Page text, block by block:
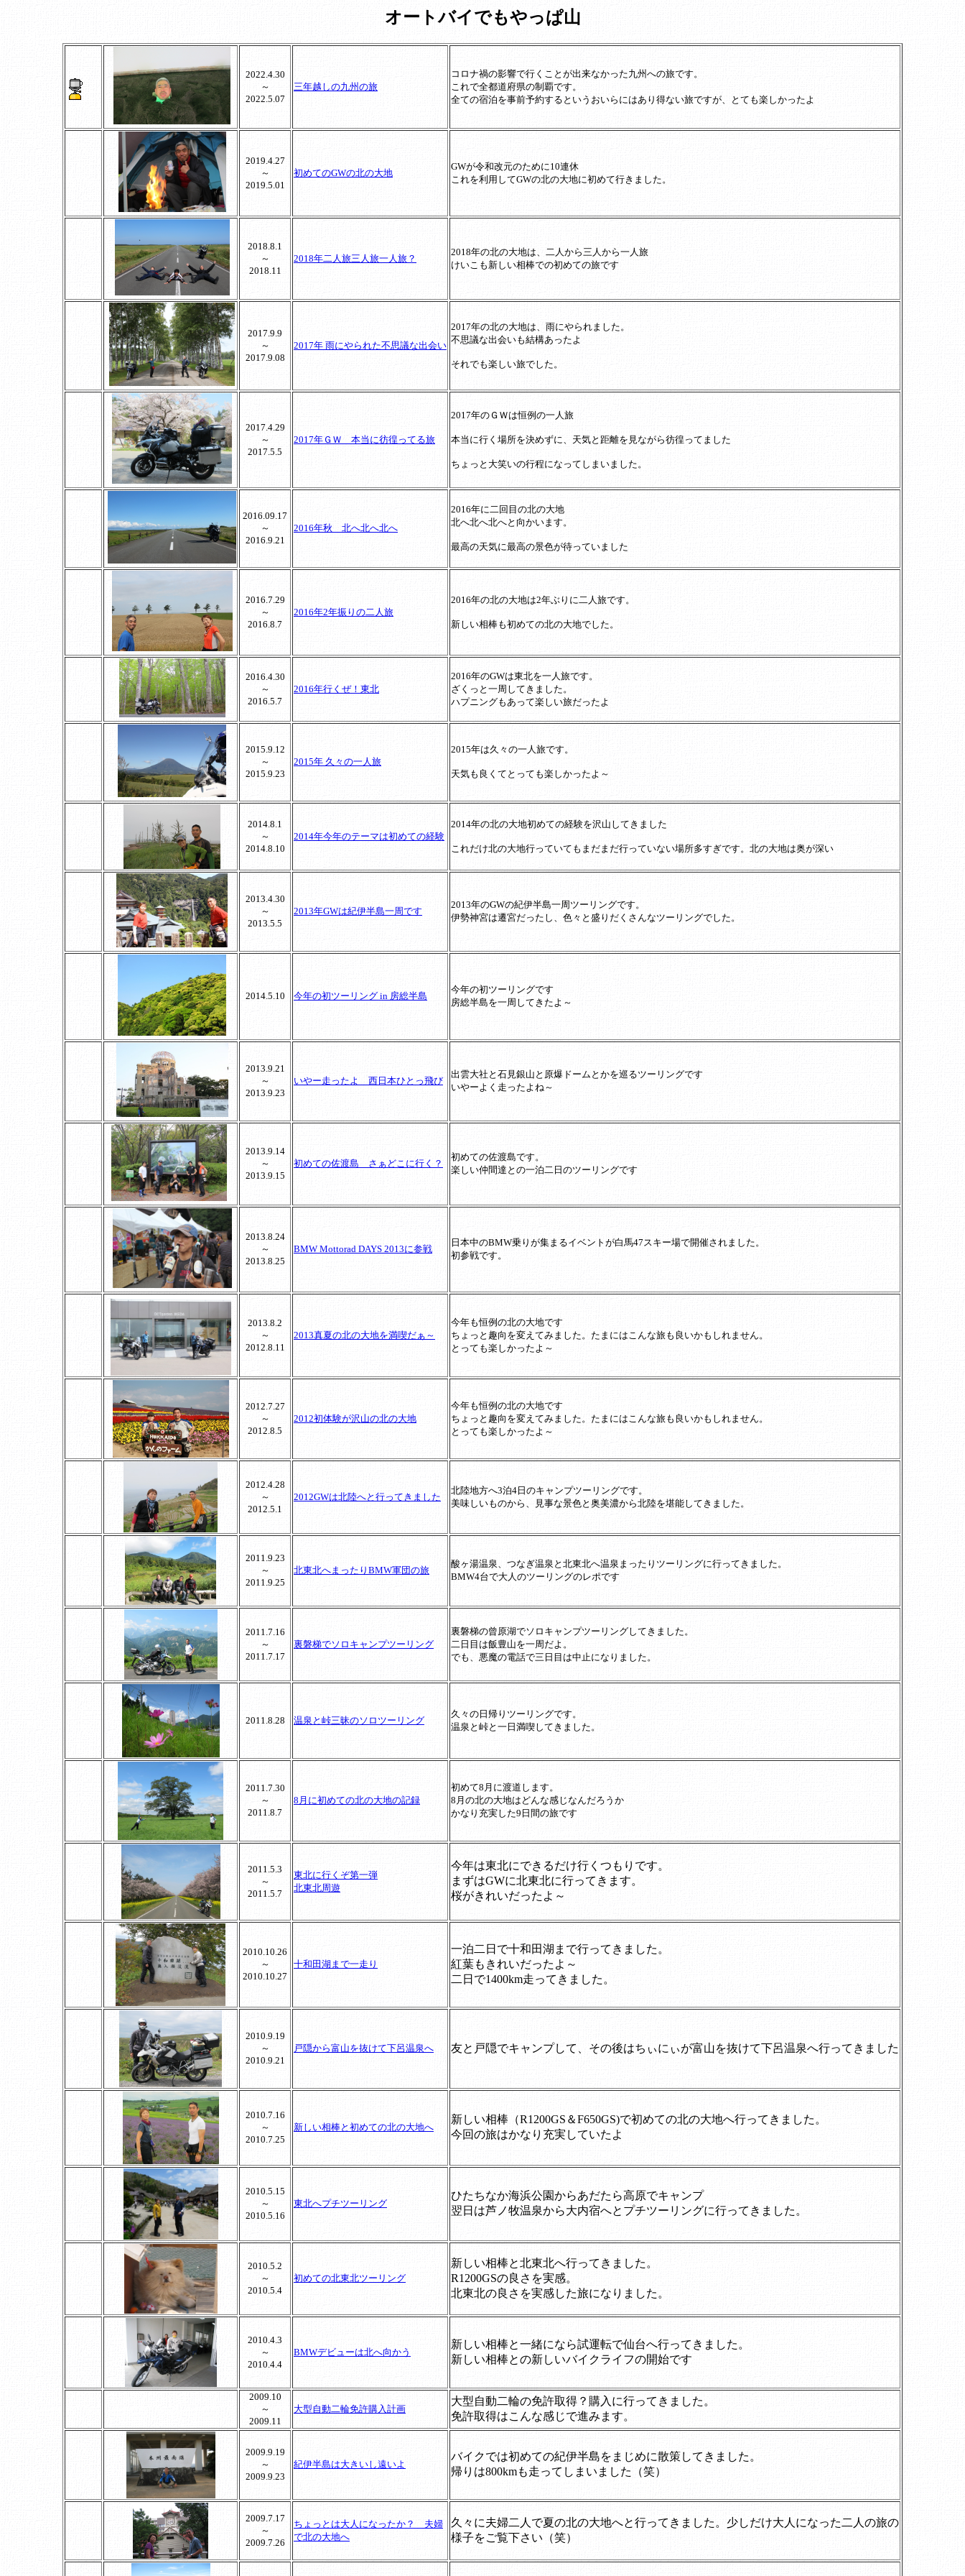
オートバイでもやっぱ山
2022.4.30
～
2022.5.07
三年越しの九州の旅
コロナ禍の影響で行くことが出来なかった九州への旅です。
これで全都道府県の制覇です。
全ての宿泊を事前予約するというおいらにはあり得ない旅ですが、とても楽しかったよ
2019.4.27
～
2019.5.01
初めてのGWの北の大地
GWが令和改元のために10連休
これを利用してGWの北の大地に初めて行きました。
2018.8.1
～
2018.11
2018年二人旅三人旅一人旅？
2018年の北の大地は、二人から三人から一人旅
けいこも新しい相棒での初めての旅です
2017.9.9
～
2017.9.08
2017年 雨にやられた不思議な出会い
2017年の北の大地は、雨にやられました。
不思議な出会いも結構あったよ
それでも楽しい旅でした。
2017.4.29
～
2017.5.5
2017年ＧＷ 本当に彷徨ってる旅
2017年のＧＷは恒例の一人旅
本当に行く場所を決めずに、天気と距離を見ながら彷徨ってました
ちょっと大笑いの行程になってしまいました。
2016.09.17
～
2016.9.21
2016年秋 北へ北へ北へ
2016年に二回目の北の大地
北へ北へ北へと向かいます。
最高の天気に最高の景色が待っていました
2016.7.29
～
2016.8.7
2016年2年振りの二人旅
2016年の北の大地は2年ぶりに二人旅です。
新しい相棒も初めての北の大地でした。
2016.4.30
～
2016.5.7
2016年行くぜ！東北
2016年のGWは東北を一人旅です。
ざくっと一周してきました。
ハプニングもあって楽しい旅だったよ
2015.9.12
～
2015.9.23
2015年 久々の一人旅
2015年は久々の一人旅です。
天気も良くてとっても楽しかったよ～
2014.8.1
～
2014.8.10
2014年今年のテーマは初めての経験
2014年の北の大地初めての経験を沢山してきました
これだけ北の大地行っていてもまだまだ行っていない場所多すぎです。北の大地は奥が深い
2013.4.30
～
2013.5.5
2013年GWは紀伊半島一周です
2013年のGWの紀伊半島一周ツーリングです。
伊勢神宮は遷宮だったし、色々と盛りだくさんなツーリングでした。
2014.5.10 今年の初ツーリング in 房総半島
今年の初ツーリングです
房総半島を一周してきたよ～
2013.9.21
～
2013.9.23
いやー走ったよ 西日本ひとっ飛び
出雲大社と石見銀山と原爆ドームとかを巡るツーリングです
いやーよく走ったよね～
2013.9.14
～
2013.9.15
初めての佐渡島 さぁどこに行く？
初めての佐渡島です。
楽しい仲間達との一泊二日のツーリングです
2013.8.24
～
2013.8.25
BMW Mottorad DAYS 2013に参戦
日本中のBMW乗りが集まるイベントが白馬47スキー場で開催されました。
初参戦です。
2013.8.2
～
2012.8.11
2013真夏の北の大地を満喫だぁ～
今年も恒例の北の大地です
ちょっと趣向を変えてみました。たまにはこんな旅も良いかもしれません。
とっても楽しかったよ～
2012.7.27
～
2012.8.5
2012初体験が沢山の北の大地
今年も恒例の北の大地です
ちょっと趣向を変えてみました。たまにはこんな旅も良いかもしれません。
とっても楽しかったよ～
2012.4.28
～
2012.5.1
2012GWは北陸へと行ってきました
北陸地方へ3泊4日のキャンプツーリングです。
美味しいものから、見事な景色と奥美濃から北陸を堪能してきました。
2011.9.23
～
2011.9.25
北東北へまったりBMW軍団の旅
酸ヶ湯温泉、つなぎ温泉と北東北へ温泉まったりツーリングに行ってきました。
BMW4台で大人のツーリングのレポです
2011.7.16
～
2011.7.17
裏磐梯でソロキャンプツーリング
裏磐梯の曾原湖でソロキャンプツーリングしてきました。
二日目は飯豊山を一周だよ。
でも、悪魔の電話で三日目は中止になりました。
2011.8.28 温泉と峠三昧のソロツーリング
久々の日帰りツーリングです。
温泉と峠と一日満喫してきました。
2011.7.30
～
2011.8.7
8月に初めての北の大地の記録
初めて8月に渡道します。
8月の北の大地はどんな感じなんだろうか
かなり充実した9日間の旅です
2011.5.3
～
2011.5.7
東北に行くぞ第一弾
北東北周遊
今年は東北にできるだけ行くつもりです。
まずはGWに北東北に行ってきます。
桜がきれいだったよ～
2010.10.26
～
2010.10.27
十和田湖まで一走り
一泊二日で十和田湖まで行ってきました。
紅葉もきれいだったよ～
二日で1400km走ってきました。
2010.9.19
～
2010.9.21
戸隠から富山を抜けて下呂温泉へ 友と戸隠でキャンプして、その後はちぃにぃが富山を抜けて下呂温泉へ行ってきました
2010.7.16
～
2010.7.25
新しい相棒と初めての北の大地へ
新しい相棒（R1200GS＆F650GS)で初めての北の大地へ行ってきました。
今回の旅はかなり充実していたよ
2010.5.15
～
2010.5.16
東北へプチツーリング
ひたちなか海浜公園からあだたら高原でキャンプ
翌日は芦ノ牧温泉から大内宿へとプチツーリングに行ってきました。
2010.5.2
～
2010.5.4
初めての北東北ツーリング
新しい相棒と北東北へ行ってきました。
R1200GSの良さを実感。
北東北の良さを実感した旅になりました。
2010.4.3
～
2010.4.4
BMWデビューは北へ向かう
新しい相棒と一緒になら試運転で仙台へ行ってきました。
新しい相棒との新しいバイクライフの開始です
2009.10
～
2009.11
大型自動二輪免許購入計画
大型自動二輪の免許取得？購入に行ってきました。
免許取得はこんな感じで進みます。
2009.9.19
～
2009.9.23
紀伊半島は大きいし遠いよ
バイクでは初めての紀伊半島をまじめに散策してきました。
帰りは800kmも走ってしまいました（笑）
2009.7.17
～
2009.7.26
ちょっとは大人になったか？ 夫婦
で北の大地へ
久々に夫婦二人で夏の北の大地へと行ってきました。少しだけ大人になった二人の旅の
様子をご覧下さい（笑）